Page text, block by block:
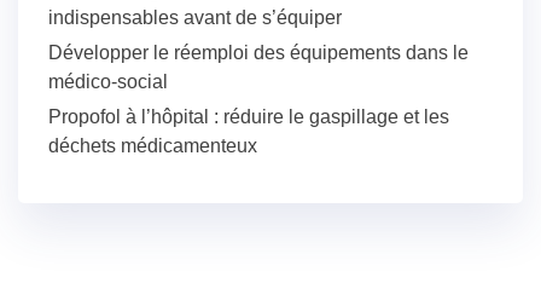
indispensables avant de s’équiper
Développer le réemploi des équipements dans le
médico-social
Propofol à l’hôpital : réduire le gaspillage et les
déchets médicamenteux